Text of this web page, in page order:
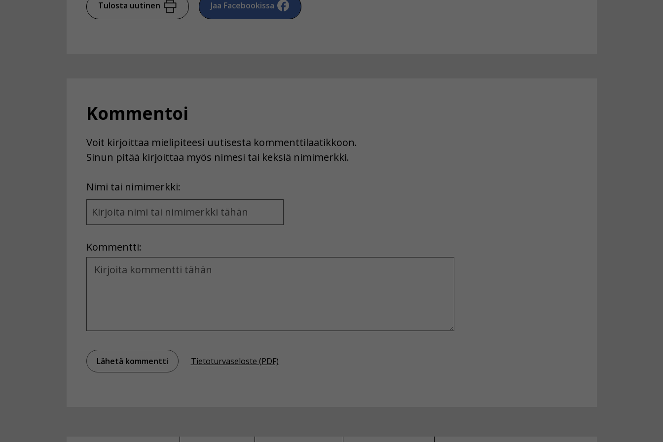
Tulosta uutinen Jaa Facebookissa
Kommentoi
Voit kirjoittaa mielipiteesi uutisesta kommenttilaatikkoon.
Sinun pitää kirjoittaa myös nimesi tai keksiä nimimerkki.
Nimi tai nimimerkki:
Name
and
Kommentti:
Kommentti
Tietoturvaseloste (PDF)